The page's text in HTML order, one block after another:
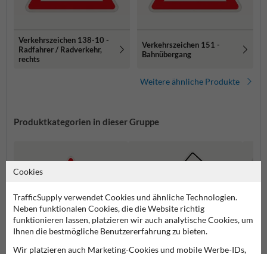
Verkehrszeichen 138-10 -
Radfahrer / Radverkehr,
rechts
Verkehrszeichen 151 -
Bahnübergang
Weitere ähnliche Produkte
Produktkategorien in dieser Gruppe
Cookies
TrafficSupply verwendet Cookies und ähnliche Technologien.
Neben funktionalen Cookies, die die Website richtig
funktionieren lassen, platzieren wir auch analytische Cookies, um
Ihnen die bestmögliche Benutzererfahrung zu bieten.
Wir platzieren auch Marketing-Cookies und mobile Werbe-IDs,